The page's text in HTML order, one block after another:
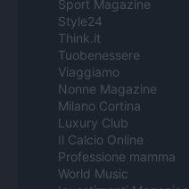
Sport Magazine
Style24
Think.it
Tuobenessere
Viaggiamo
Nonne Magazine
Milano Cortina
Luxury Club
Il Calcio Online
Professione mamma
World Music